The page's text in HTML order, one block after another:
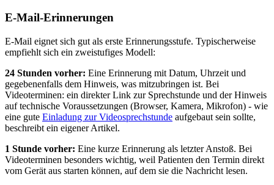
E-Mail-Erinnerungen
E-Mail eignet sich gut als erste Erinnerungsstufe. Typischerweise
empfiehlt sich ein zweistufiges Modell:
24 Stunden vorher: Eine Erinnerung mit Datum, Uhrzeit und
gegebenenfalls dem Hinweis, was mitzubringen ist. Bei
Videoterminen: ein direkter Link zur Sprechstunde und der Hinweis
auf technische Voraussetzungen (Browser, Kamera, Mikrofon) - wie
eine gute Einladung zur Videosprechstunde aufgebaut sein sollte,
beschreibt ein eigener Artikel.
1 Stunde vorher: Eine kurze Erinnerung als letzter Anstoß. Bei
Videoterminen besonders wichtig, weil Patienten den Termin direkt
vom Gerät aus starten können, auf dem sie die Nachricht lesen.